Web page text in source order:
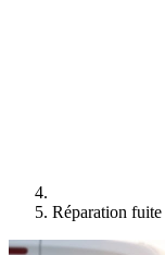
Réparation fuite